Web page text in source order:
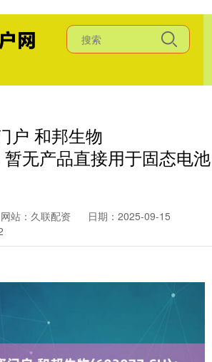
户 和邦生物
无产品直接用于固态电池
网站：久联配资
日期：2025-09-15